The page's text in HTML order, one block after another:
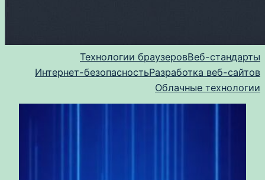
Технологии браузеровВеб-стандарты
Интернет-безопасностьРазработка веб-сайтов
Облачные технологии